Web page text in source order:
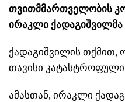
თვითმმართველობის
ირაკლი ქადაგიშვილმა
ქადაგიშვილის თქმით,
თავისი კატასტროფული
ამასთან, ირაკლი